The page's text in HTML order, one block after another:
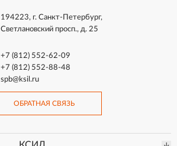
194223, г. Санкт-Петербург,
Светлановский просп., д. 25
+7 (812) 552-62-09
+7 (812) 552-88-48
spb@ksil.ru
ОБРАТНАЯ СВЯЗЬ